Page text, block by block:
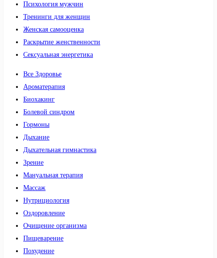
Психология мужчин
Тренинги для женщин
Женская самооценка
Раскрытие женственности
Сексуальная энергетика
Все Здоровье
Ароматерапия
Биохакинг
Болевой синдром
Гормоны
Дыхание
Дыхательная гимнастика
Зрение
Мануальная терапия
Массаж
Нутрициология
Оздоровление
Очищение организма
Пищеварение
Похудение